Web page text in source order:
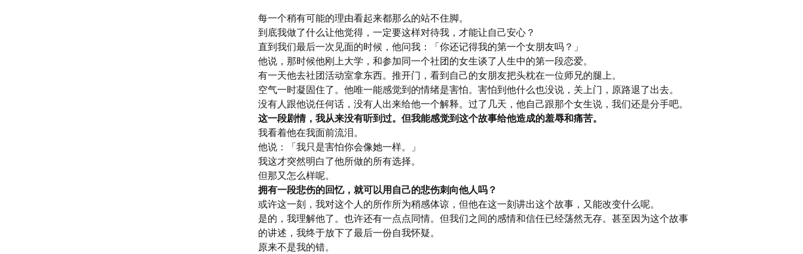
每一个稍有可能的理由看起来都那么的站不住脚。
到底我做了什么让他觉得，一定要这样对待我，才能让自己安心？
直到我们最后一次见面的时候，他问我：
「你还记得我的第一个女朋友吗？」
他说，那时候他刚上大学，和参加同一个社团的女生谈了人生中的第一段恋爱。
有一天他去社团活动室拿东西。推开门，看到自己的女朋友把头枕在一位师兄的腿上。
空气一时凝固住了。他唯一能感觉到的情绪是害怕。害怕到他什么也没说，关上门，原路退了出去。
没有人跟他说任何话，没有人出来给他一个解释。过了几天，他自己跟那个女生说，我们还是分手吧。
这一段剧情，我从来没有听到过。但我能感觉到这个故事给他造成的羞辱和痛苦。
我看着他在我面前流泪。
他说：
「我只是害怕你会像她一样。」
我这才突然明白了他所做的所有选择。
但那又怎么样呢。
拥有一段悲伤的回忆，就可以用自己的悲伤刺向他人吗？
或许这一刻，我对这个人的所作所为稍感体谅，但他在这一刻讲出这个故事，又能改变什么呢。
是的，我理解他了。也许还有一点点同情。但我们之间的感情和信任已经荡然无存。甚至因为这个故事
的讲述，我终于放下了最后一份自我怀疑。
原来不是我的错。